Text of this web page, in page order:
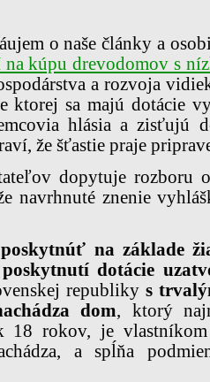
o naše články a
na kúpu drevodomov s
a rozvoja
ktorej sa majú dotácie
hlásia a zisťujú
že šťastie praje
dopytuje rozboru
navrhnuté znenie
poskytnúť na základe
dotácie
republiky s
dom, ktorý
18 rokov, je
a spĺňa